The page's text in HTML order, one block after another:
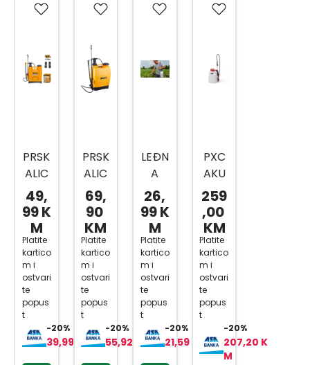
PRSK
ALIC
A
LEĐN
A 16 L
HSPP
4160
2
49,
99 K
M
Platite
kartico
m i
ostvari
te
popus
t
-20%
39,99 KM
PRSK
ALIC
A
LEĐN
A 20L
HSPP
4202
INGC
69,
90
KM
Platite
kartico
m i
ostvari
te
popus
t
-20%
55,92 KM
LEĐN
A
PRSK
ALIC
A 8L
G002
65
26,
99 K
M
Platite
kartico
m i
ostvari
te
popus
t
-20%
21,59 KM
PXC
AKU
LEĐN
A
TLAČ
NA
PRSK
ALIC
GE-
18/15
0 LI-
259
,00
KM
Platite
kartico
m i
ostvari
te
popus
t
-20%
207,20 K
M